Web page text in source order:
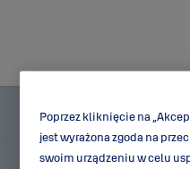
Poprzez kliknięcie na
jest wyrażona zgoda na
swoim urządzeniu w celu